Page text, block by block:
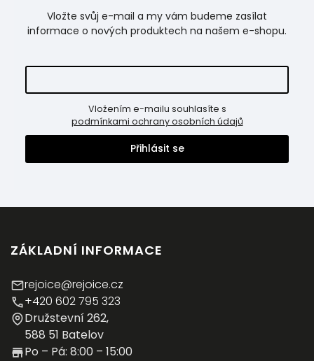
Vložte svůj e-mail a my vám budeme zasílat
informace o nových produktech na našem e-shopu.
podmínkami ochrany osobních údajů
Přihlásit se
ZÁKLADNÍ INFORMACE
rejoice@rejoice.cz
+420 602 795 323
Družstevní 262,
588 51 Batelov
Po – Pá: 8:00 – 15:00